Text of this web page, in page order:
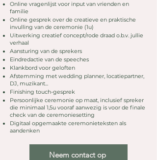
Online vragenlijst voor input van vrienden en
familie
Online gesprek over de creatieve en praktische
invulling van de ceremonie​ (1u)
Uitwerking creatief concept/rode draad o.b.v. jullie
verhaal
Aansturing van de sprekers
Eindredactie van de speeches
Klankbord voor geloften
Afstemming met wedding planner, locatiepartner,
DJ, muzikant...
Finishing touch-gesprek
Persoonlijke ceremonie op maat, inclusief spreker
die minimaal 1,5u vooraf aanwezig is voor de finale
check van de ceremoniesetting
Digitaal opgemaakte ceremonieteksten als
aandenken
Neem contact op